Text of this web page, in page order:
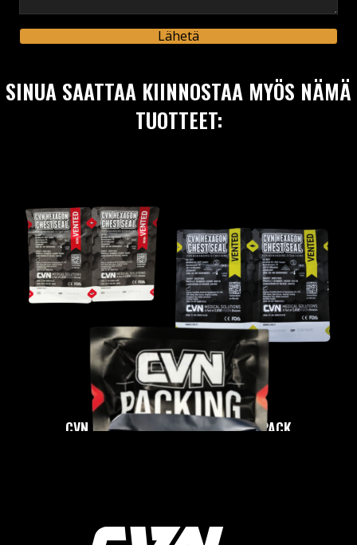
Lähetä
SINUA SAATTAA KIINNOSTAA MYÖS NÄMÄ
TUOTTEET:
CVN HEXAGON CHEST SEAL TWIN-PACK